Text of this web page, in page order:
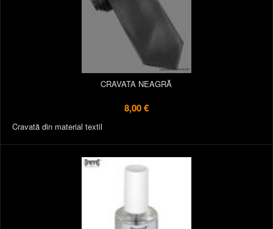
CRAVATA NEAGRĂ
8,00 €
Cravată din material textil